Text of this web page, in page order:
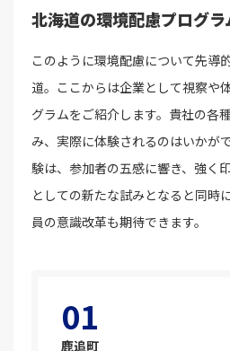
北海道の環境配慮プログ
このように環境配慮について先導
道。ここからは企業として視察や
グラムをご紹介します。貴社の各
み、実際に体験されるのはいかが
験は、参加者の五感に響き、強く
としての新たな試みとなると同時
員の意識改革も期待できます。
01
鹿追町